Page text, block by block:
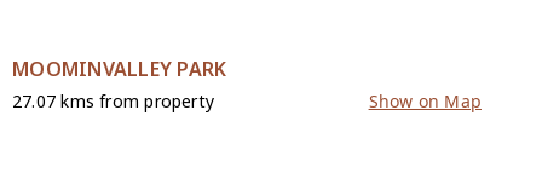
MOOMINVALLEY PARK
27.07 kms from property Show on Map